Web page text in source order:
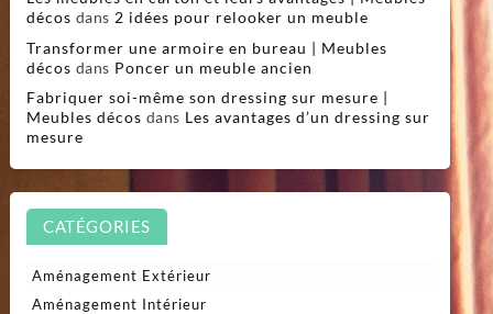
décos dans 2 idées pour relooker un meuble
Transformer une armoire en bureau | Meubles
décos dans Poncer un meuble ancien
Fabriquer soi-même son dressing sur mesure |
Meubles décos dans Les avantages d’un dressing sur
mesure
CATÉGORIES
Aménagement Extérieur
Aménagement Intérieur